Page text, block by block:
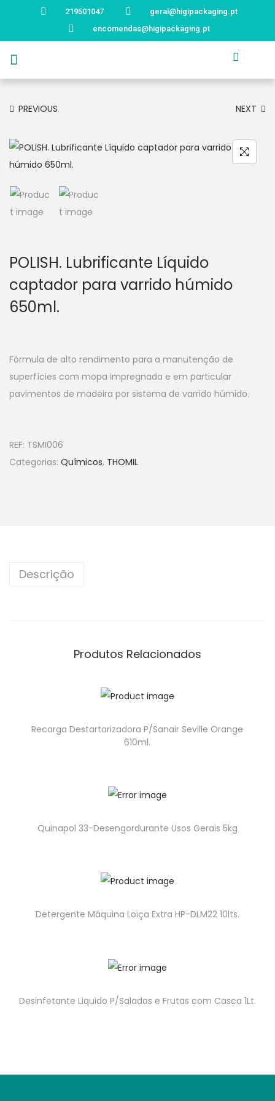
219501047
geral@higipackaging.pt
encomendas@higipackaging.pt
PREVIOUS NEXT
POLISH. Lubrificante Líquido
captador para varrido húmido
650ml.
Fórmula de alto rendimento para a manutenção de
superfícies com mopa impregnada e em particular
pavimentos de madeira por sistema de varrido húmido.
REF: TSMI006
Categorias: Químicos, THOMIL
Descrição
Produtos Relacionados
Recarga Destartarizadora P/Sanair Seville Orange
610ml.
Quinapol 33-Desengordurante Usos Gerais 5kg
Detergente Máquina Loiça Extra HP-DLM22 10lts.
Desinfetante Liquido P/Saladas e Frutas com Casca 1Lt.